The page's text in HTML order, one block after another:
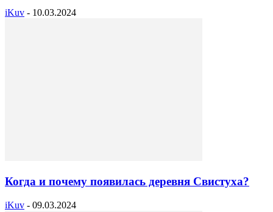
iKuv - 10.03.2024
Когда и почему появилась деревня Свистуха?
iKuv - 09.03.2024